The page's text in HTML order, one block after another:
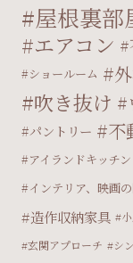
屋根裏部
エアコン
ショールーム
吹き抜け
パントリー 不
アイランドキッチン
インテリア、映画
造作収納家具
玄関アプローチ シ